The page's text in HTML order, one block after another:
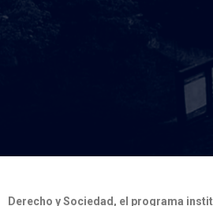
Derecho y Sociedad, el programa